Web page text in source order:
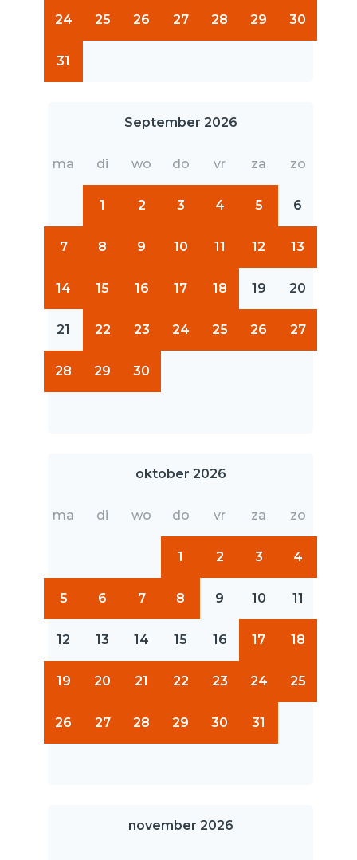
24 25 26 27 28 29 30
31
September 2026
ma di wo do vr za zo
1 2 3 4 5 6
7 8 9 10 11 12 13
14 15 16 17 18 19 20
21 22 23 24 25 26 27
28 29 30
oktober 2026
ma di wo do vr za zo
1 2 3 4
5 6 7 8 9 10 11
12 13 14 15 16 17 18
19 20 21 22 23 24 25
26 27 28 29 30 31
november 2026